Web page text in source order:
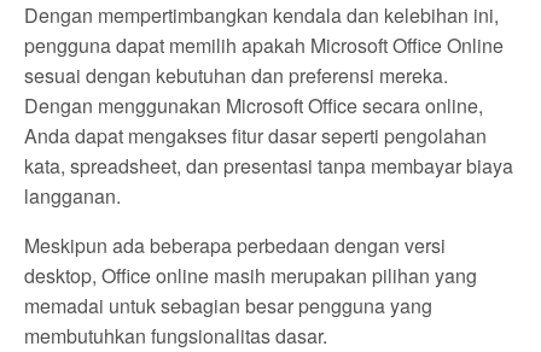
Dengan mempertimbangkan kendala dan kelebihan ini,
pengguna dapat memilih apakah Microsoft Office Online
sesuai dengan kebutuhan dan preferensi mereka.
Dengan menggunakan Microsoft Office secara online,
Anda dapat mengakses fitur dasar seperti pengolahan
kata, spreadsheet, dan presentasi tanpa membayar biaya
langganan.
Meskipun ada beberapa perbedaan dengan versi
desktop, Office online masih merupakan pilihan yang
memadai untuk sebagian besar pengguna yang
membutuhkan fungsionalitas dasar.